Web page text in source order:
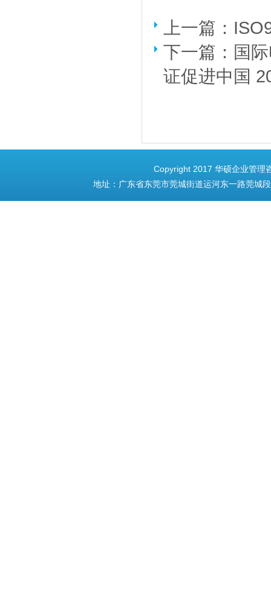
上一篇：
下一篇： 国
证促进中国
Copyright 2017 华硕企业管理
地址：广东省东莞市莞城街道运河东一路莞